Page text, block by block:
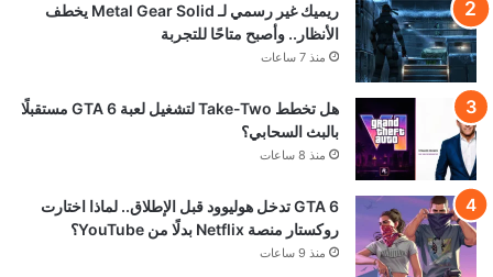
ريميك غير رسمي لـ Metal Gear Solid يخطف
الأنظار.. وأصبح متاحًا للتجربة
منذ 7 ساعات
هل تخطط Take-Two لتشغيل لعبة GTA 6 مستقبلًا
بالبث السحابي؟
منذ 8 ساعات
GTA 6 تدخل هوليوود قبل الإطلاق.. لماذا اختارت
روكستار منصة Netflix بدلًا من YouTube؟
منذ 9 ساعات